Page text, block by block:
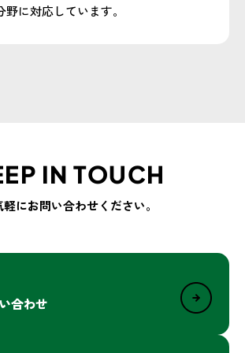
に対応しています。
IN TOUCH
軽にお問い合わせください。
合わせ